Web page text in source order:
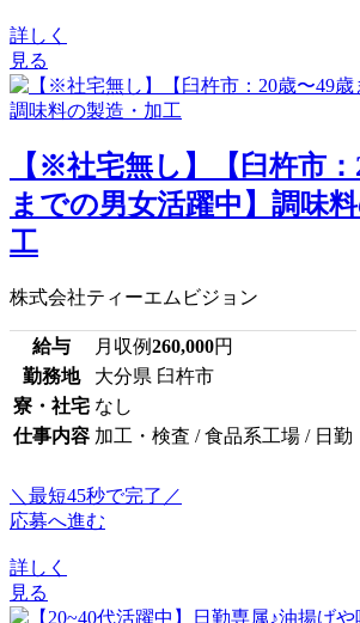
詳しく
見る
【※社宅無し】【臼杵市：
までの男女活躍中】調味
工
株式会社ティーエムビジョン
給与 月収例260,000円
勤務地
大分県 臼杵市
寮・社宅 なし
仕事内容 加工・検査 / 食品系工場 / 日勤
＼最短45秒で完了／
応募へ進む
詳しく
見る